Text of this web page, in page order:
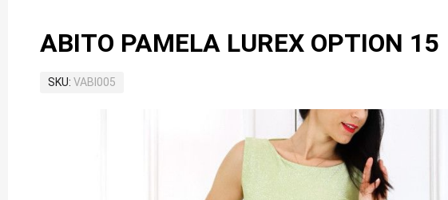
ABITO PAMELA LUREX OPTION 15
SKU VABI005